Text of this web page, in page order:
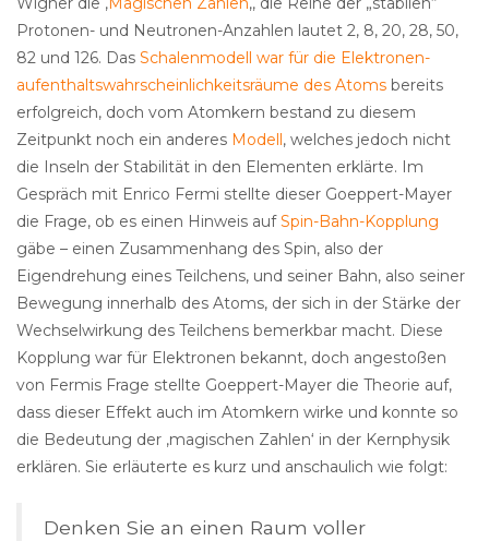
Protonen- und Neutronen-Anzahlen lautet 2, 8, 20, 28, 50,
82 und 126. Das Schalenmodell war für die Elektronen-
aufenthaltswahrscheinlichkeitsräume des Atoms bereits
erfolgreich, doch vom Atomkern bestand zu diesem
Zeitpunkt noch ein anderes Modell, welches jedoch nicht
die Inseln der Stabilität in den Elementen erklärte. Im
Gespräch mit Enrico Fermi stellte dieser Goeppert-Mayer
die Frage, ob es einen Hinweis aufSpin-Bahn-Kopplung
gäbe – einen Zusammenhang des Spin, also der
Eigendrehung eines Teilchens, und seiner Bahn, also seiner
Bewegung innerhalb des Atoms, der sich in der Stärke der
Wechselwirkung des Teilchens bemerkbar macht. Diese
Kopplung war für Elektronen bekannt, doch angestoßen
von Fermis Frage stellte Goeppert-Mayer die Theorie auf,
dass dieser Effekt auch im Atomkern wirke und konnte so
die Bedeutung der ‚magischen Zahlen‘ in der Kernphysik
erklären. Sie erläuterte es kurz und anschaulich wie folgt:
Denken Sie an einen Raum voller